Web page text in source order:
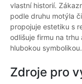
vlastní historií.
podle druhu motýla
propojuje estetiku s
odlišuje firmu na
hlubokou symbolikou.
Zdroje pro